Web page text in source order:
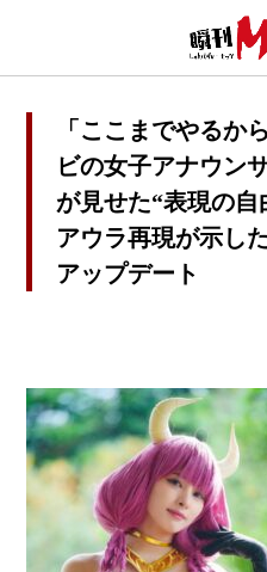
「ここまでやるか
ビの女子アナウン
が見せた“表現の自
アウラ再現が示し
アップデート